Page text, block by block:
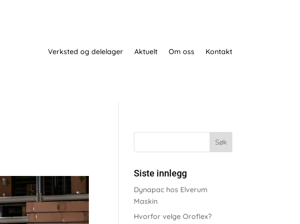
Verksted og delelager Aktuelt Om oss Kontakt
Siste innlegg
Dynapac hos Elverum
Maskin
Hvorfor velge Oroflex?